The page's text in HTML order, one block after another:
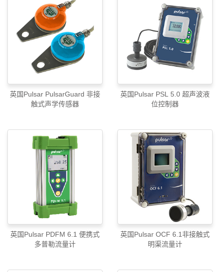
英国Pulsar PulsarGuard 非接
触式声学传感器
英国Pulsar PSL 5.0 超声波液
位控制器
英国Pulsar PDFM 6.1 便携式
多普勒流量计
英国Pulsar OCF 6.1非接触式
明渠流量计